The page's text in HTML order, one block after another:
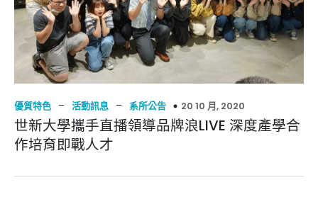
優質特色 – 活動訊息 – 系所公告 20 10 月, 2020
世新大學攜手直播領導品牌浪LIVE 深度產學合
作培育即戰人才